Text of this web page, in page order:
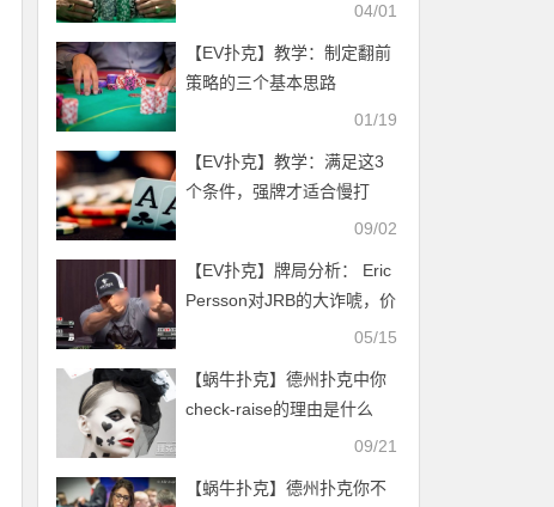
04/01
【EV扑克】教学：制定翻前
策略的三个基本思路
01/19
【EV扑克】教学：满足这3
个条件，强牌才适合慢打
09/02
【EV扑克】牌局分析： Eric
Persson对JRB的大诈唬，价
05/15
【蜗牛扑克】德州扑克中你
check-raise的理由是什么
09/21
【蜗牛扑克】德州扑克你不